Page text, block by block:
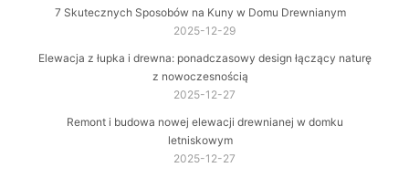
7 Skutecznych Sposobów na Kuny w Domu Drewnianym
2025-12-29
Elewacja z łupka i drewna: ponadczasowy design łączący naturę
z nowoczesnością
2025-12-27
Remont i budowa nowej elewacji drewnianej w domku
letniskowym
2025-12-27